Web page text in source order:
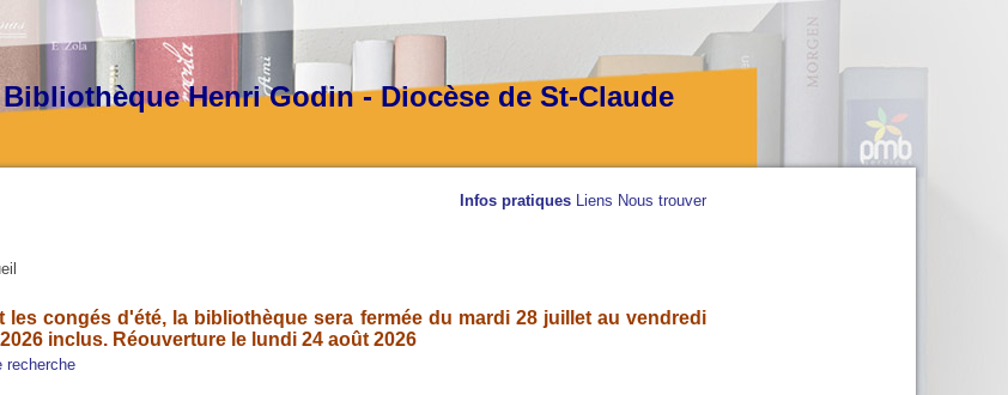
Infos pratiques Liens Nous trouver
les congés d'été, la bibliothèque sera fermée du mardi 28 juillet au vendredi
inclus. Réouverture le lundi 24 août 2026
recherche
Bibliothèque Henri Godin - Diocèse de St-Claude